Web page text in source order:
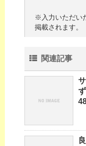
※入力いただい
掲載されます。
関連記事